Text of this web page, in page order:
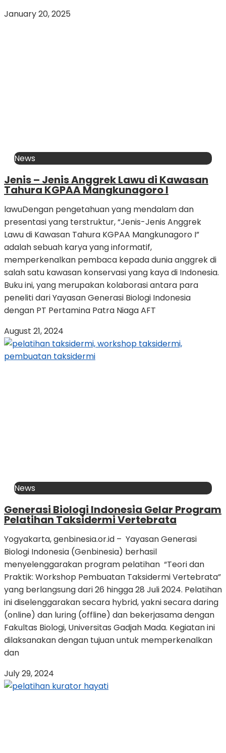
January 20, 2025
News
Jenis – Jenis Anggrek Lawu di Kawasan
Tahura KGPAA Mangkunagoro I
lawuDengan pengetahuan yang mendalam dan
presentasi yang terstruktur, “Jenis-Jenis Anggrek
Lawu di Kawasan Tahura KGPAA Mangkunagoro I”
adalah sebuah karya yang informatif,
memperkenalkan pembaca kepada dunia anggrek di
salah satu kawasan konservasi yang kaya di Indonesia.
Buku ini, yang merupakan kolaborasi antara para
peneliti dari Yayasan Generasi Biologi Indonesia
dengan PT Pertamina Patra Niaga AFT
August 21, 2024
News
Generasi Biologi Indonesia Gelar Program
Pelatihan Taksidermi Vertebrata
Yogyakarta, genbinesia.or.id – Yayasan Generasi
Biologi Indonesia (Genbinesia) berhasil
menyelenggarakan program pelatihan “Teori dan
Praktik: Workshop Pembuatan Taksidermi Vertebrata”
yang berlangsung dari 26 hingga 28 Juli 2024. Pelatihan
ini diselenggarakan secara hybrid, yakni secara daring
(online) dan luring (offline) dan bekerjasama dengan
Fakultas Biologi, Universitas Gadjah Mada. Kegiatan ini
dilaksanakan dengan tujuan untuk memperkenalkan
dan
July 29, 2024